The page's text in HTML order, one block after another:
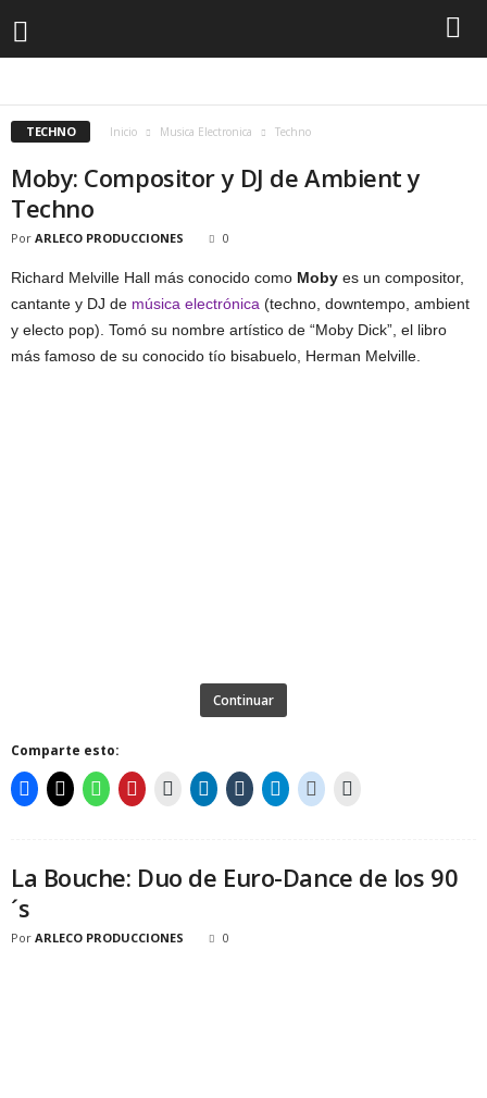
TECHNO Inicio Musica Electronica Techno
Moby: Compositor y DJ de Ambient y
Techno
Por ARLECO PRODUCCIONES 0
Richard Melville Hall más conocido como Moby es un compositor,
cantante y DJ de música electrónica (techno, downtempo, ambient
y electo pop). Tomó su nombre artístico de “Moby Dick”, el libro
más famoso de su conocido tío bisabuelo, Herman Melville.
Continuar
Comparte esto:
La Bouche: Duo de Euro-Dance de los 90
´s
Por ARLECO PRODUCCIONES 0